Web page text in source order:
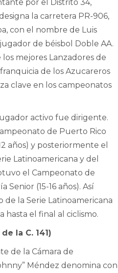
por el Distrito 34,
la carretera PR-906,
con el nombre de Luis
de béisbol Doble AA.
mejores Lanzadores de
de los Azucareros
clave en los campeonatos
activo fue dirigente.
de Puerto Rico
años) y posteriormente el
Latinoamericana y del
el Campeonato de
Senior (15-16 años). Así
de la Serie Latinoamericana
hasta el final al ciclismo.
la C. 141)
de la Cámara de
Méndez denomina con